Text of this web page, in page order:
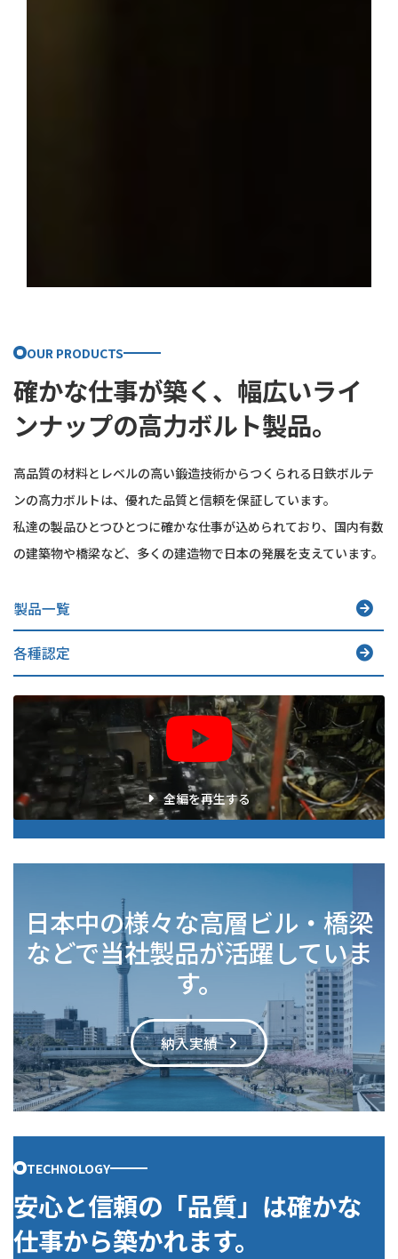
確かな仕事が築く、 幅広いライ
ンナップの高力ボルト製品。
OUR PRODUCTS
高品質の材料とレベルの高い鍛造技術からつくられる日鉄ボルテ
ンの高力ボルトは、優れた品質と信頼を保証しています。
私達の製品ひとつひとつに確かな仕事が込められており、国内有数
の建築物や橋梁など、多くの建造物で日本の発展を支えています。
製品一覧
各種認定
ア
イ
ン
リ
全編を再生する
日本中の様々な高層ビル・橋梁
などで当社製品が活躍していま
す。
納入実績
安心と信頼の「品質」は確かな
仕事から築かれます。
TECHNOLOGY